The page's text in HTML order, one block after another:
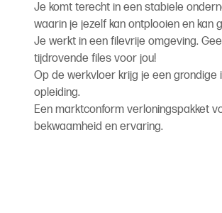
Je komt terecht in een stabiele
waarin je jezelf kan ontplooien en kan
Je werkt in een filevrije omgeving.
tijdrovende files voor jou!
Op de werkvloer krijg je een grondige
opleiding.
Een marktconform verloningspakket
bekwaamheid en ervaring.